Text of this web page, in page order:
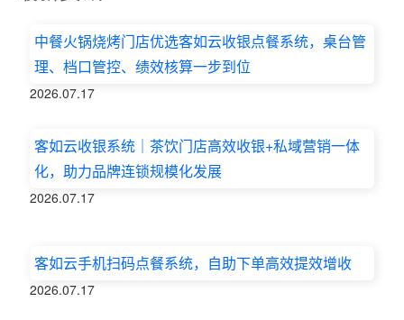
中餐火锅烧烤门店优选客如云收银点餐系统，桌台管
理、档口管控、绩效核算一步到位
2026.07.17
客如云收银系统｜茶饮门店高效收银+私域营销一体
化，助力品牌连锁规模化发展
2026.07.17
客如云手机扫码点餐系统，自助下单高效提效增收
2026.07.17